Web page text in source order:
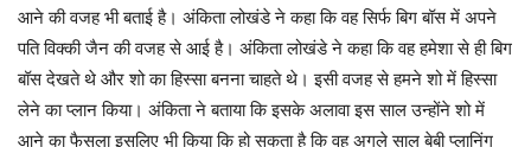
आने की वजह भी बताई है। अंकिता लोखंडे ने कहा कि वह सिर्फ बिग बॉस में अपने
पति विक्की जैन की वजह से आई है। अंकिता लोखंडे ने कहा कि वह हमेशा से ही बिग
बॉस देखते थे और शो का हिस्सा बनना चाहते थे। इसी वजह से हमने शो में हिस्सा
लेने का प्लान किया। अंकिता ने बताया कि इसके अलावा इस साल उन्होंने शो में
आने का फैसला इसलिए भी किया कि हो सकता है कि वह अगले साल बेबी प्लानिंग